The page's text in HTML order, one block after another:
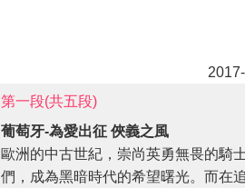
第一段(共五段)
葡萄牙-為愛出征 俠義之風
歐洲的中古世紀，崇尚英勇無畏的騎
們，成為黑暗時代的希望曙光。而在